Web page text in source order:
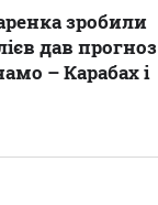
зробили
дав прогноз
– Карабах і